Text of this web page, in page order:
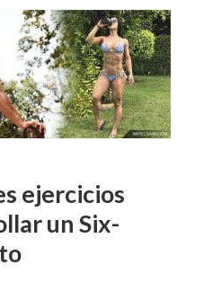
ejercicios
un Six-